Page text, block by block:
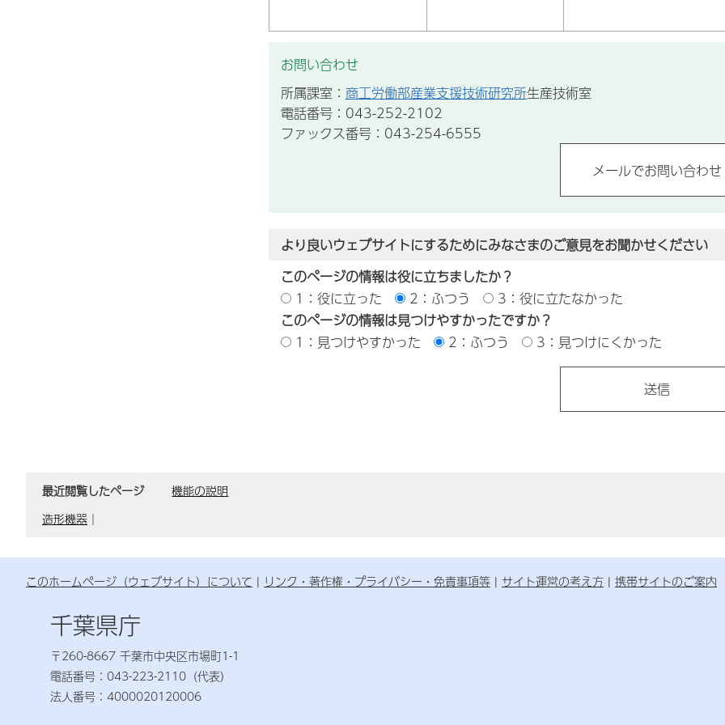
お問い合わせ
所属課室： 商工労働部産業支援技術研究所生産技術室
電話番号：043-252-2102
ファックス番号：043-254-6555
より良いウェブサイトにするためにみなさまのご意見をお聞かせください
このページの情報は役に立ちましたか？
1：役に立った
2：ふつう
3：役に立たなかった
このページの情報は見つけやすかったですか？
1：見つけやすかった
2：ふつう 3：見つけにくかった
最近閲覧したページ
機能の説明
造形機器 ｜
このホームページ（ウェブサイト）について リンク・著作権・プライバシー・免責事項等 サイト運営の考え方 携帯サイトのご案内
千葉県庁
〒260-8667 千葉市中央区市場町1-1
電話番号：043-223-2110（代表）
法人番号：4000020120006